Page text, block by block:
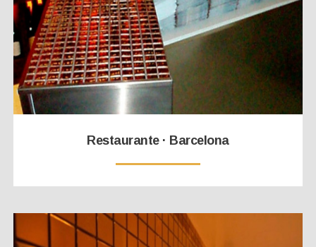
Restaurante · Barcelona